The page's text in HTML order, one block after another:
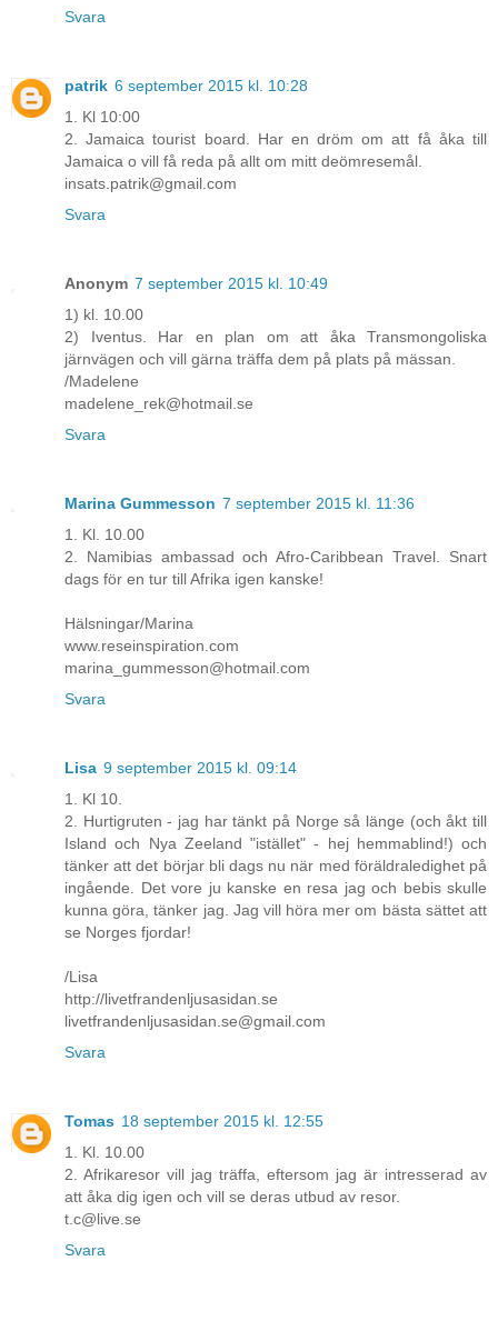
Svara
patrik 6 september 2015 kl. 10:28
1. Kl 10:00
2. Jamaica tourist board. Har en dröm om att få åka till
Jamaica o vill få reda på allt om mitt deömresemål.
insats.patrik@gmail.com
Svara
Anonym 7 september 2015 kl. 10:49
1) kl. 10.00
2) Iventus. Har en plan om att åka Transmongoliska
järnvägen och vill gärna träffa dem på plats på mässan.
/Madelene
madelene_rek@hotmail.se
Svara
Marina Gummesson 7 september 2015 kl. 11:36
1. Kl. 10.00
2. Namibias ambassad och Afro-Caribbean Travel. Snart
dags för en tur till Afrika igen kanske!
Hälsningar/Marina
www.reseinspiration.com
marina_gummesson@hotmail.com
Svara
Lisa 9 september 2015 kl. 09:14
1. Kl 10.
2. Hurtigruten - jag har tänkt på Norge så länge (och åkt till
Island och Nya Zeeland "istället" - hej hemmablind!) och
tänker att det börjar bli dags nu när med föräldraledighet på
ingående. Det vore ju kanske en resa jag och bebis skulle
kunna göra, tänker jag. Jag vill höra mer om bästa sättet att
se Norges fjordar!
/Lisa
http://livetfrandenljusasidan.se
livetfrandenljusasidan.se@gmail.com
Svara
Tomas 18 september 2015 kl. 12:55
1. Kl. 10.00
2. Afrikaresor vill jag träffa, eftersom jag är intresserad av
att åka dig igen och vill se deras utbud av resor.
t.c@live.se
Svara